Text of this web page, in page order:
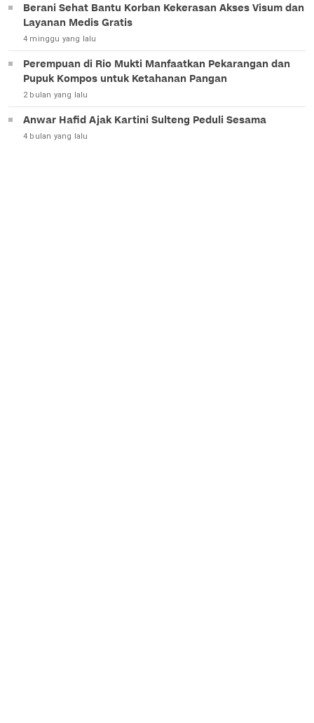
Berani Sehat Bantu Korban Kekerasan Akses Visum dan
Layanan Medis Gratis
4 minggu yang lalu
Perempuan di Rio Mukti Manfaatkan Pekarangan dan
Pupuk Kompos untuk Ketahanan Pangan
2 bulan yang lalu
Anwar Hafid Ajak Kartini Sulteng Peduli Sesama
4 bulan yang lalu